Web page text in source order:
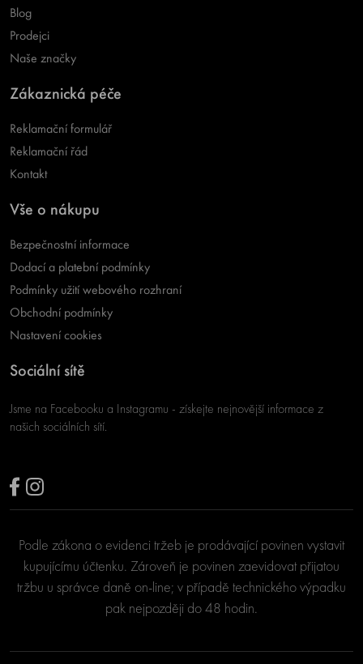
Blog
Prodejci
Naše značky
Zákaznická péče
Reklamační formulář
Reklamační řád
Kontakt
Vše o nákupu
Bezpečnostní informace
Dodací a platební podmínky
Podmínky užití webového rozhraní
Obchodní podmínky
Nastavení cookies
Sociální sítě
Jsme na Facebooku a Instagramu - získejte nejnovější informace z
našich sociálních sítí.
Podle zákona o evidenci tržeb je prodávající povinen vystavit
kupujícímu účtenku. Zároveň je povinen zaevidovat přijatou
tržbu u správce daně on-line; v případě technického výpadku
pak nejpozději do 48 hodin.